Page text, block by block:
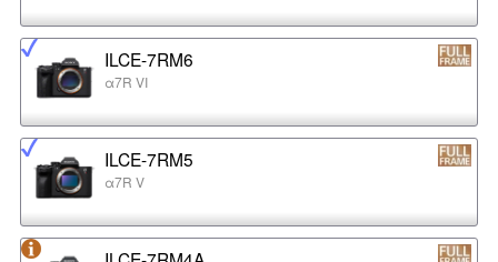
ILCE-7RM6
α7R VI
ILCE-7RM5
α7R V